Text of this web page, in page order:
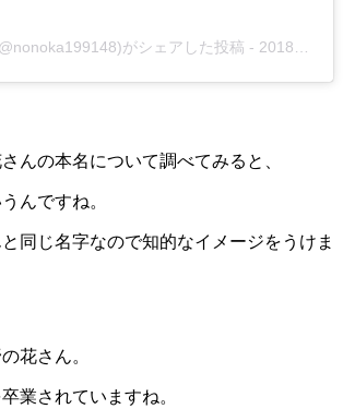
がシェアした投稿 - 2018年 5月月20日午前11時19分PDT
んの本名について調べてみると、
んですね。
同じ名字なので知的なイメージをうけま
花さん。
卒業されていますね。